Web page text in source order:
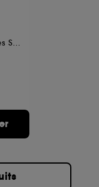
Sérum pour les Cils et les Sourcils